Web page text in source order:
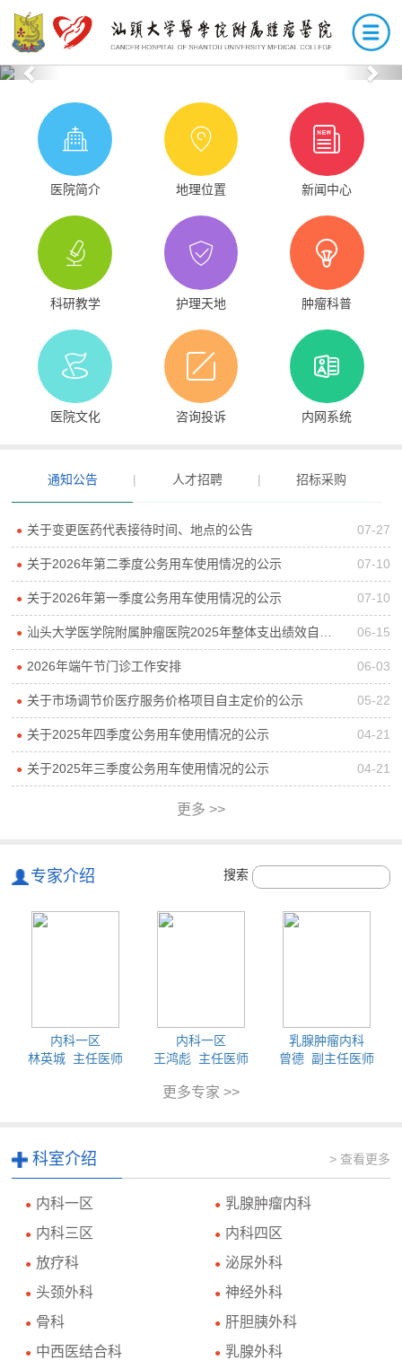
Previous
医院简介 地理位置 新闻中心
科研教学 护理天地 肿瘤科普
医院文化 咨询投诉 内网系统
通知公告 | 人才招聘 | 招标采购
● 关于变更医药代表接待时间、地点的公告 07-27
● 关于2026年第二季度公务用车使用情况的公示 07-10
● 关于2026年第一季度公务用车使用情况的公示 07-10
● 汕头大学医学院附属肿瘤医院2025年整体支出绩效自评报告 06-15
● 2026年端午节门诊工作安排 06-03
● 关于市场调节价医疗服务价格项目自主定价的公示 05-22
● 关于2025年四季度公务用车使用情况的公示 04-21
● 关于2025年三季度公务用车使用情况的公示 04-21
更多 >>
专家介绍 搜索
内科一区
林英城 主任医师
内科一区
王鸿彪 主任医师
乳腺肿瘤内科
曾德 副主任医师
更多专家 >>
科室介绍 > 查看更多
● 内科一区 ● 乳腺肿瘤内科
● 内科三区 ● 内科四区
● 放疗科 ● 泌尿外科
● 头颈外科 ● 神经外科
● 骨科 ● 肝胆胰外科
● 中西医结合科 ● 乳腺外科